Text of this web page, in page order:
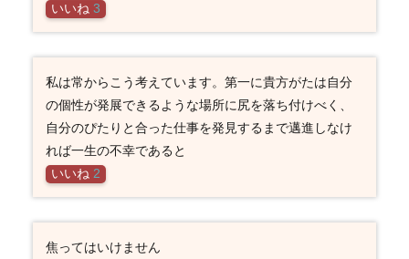
いいね 3
私は常からこう考えています。第一に貴方がたは自分
の個性が発展できるような場所に尻を落ち付けべく、
自分のぴたりと合った仕事を発見するまで邁進しなけ
れば一生の不幸であると
いいね 2
焦ってはいけません